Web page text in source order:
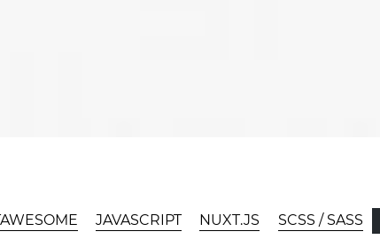
JAVASCRIPT NUXT.JS SCSS / SASS